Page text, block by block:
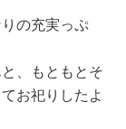
の充実っぷ
、もともとそ
お祀りしたよ